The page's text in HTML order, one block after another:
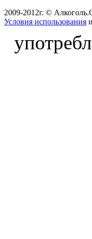
2009-2012г. ©
Условия использования